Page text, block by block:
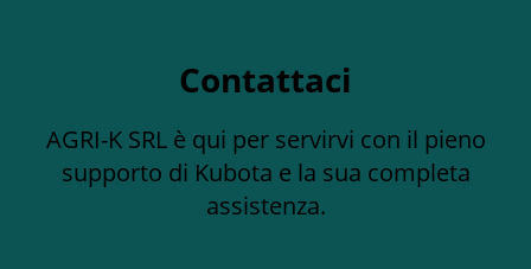
Contattaci
AGRI-K SRL è qui per servirvi con il pieno
supporto di Kubota e la sua completa
assistenza.